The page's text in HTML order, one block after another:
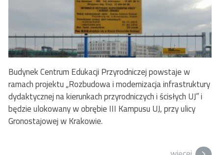
Budynek Centrum Edukacji Przyrodniczej powstaje w
ramach projektu „Rozbudowa i modernizacja infrastruktury
dydaktycznej na kierunkach przyrodniczych i ścisłych UJ” i
będzie ulokowany w obrębie III Kampusu UJ, przy ulicy
Gronostajowej w Krakowie.